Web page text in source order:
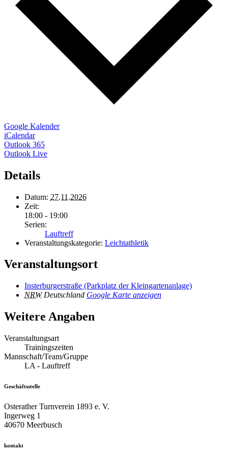
Google Kalender
iCalendar
Outlook 365
Outlook Live
Details
Datum: 27.11.2026
Zeit:
18:00 - 19:00
Serien:
Lauftreff
Veranstaltungskategorie: Leichtathletik
Veranstaltungsort
Insterburgerstraße (Parkplatz der Kleingartenanlage)
NRW Deutschland Google Karte anzeigen
Weitere Angaben
Veranstaltungsart
Trainingszeiten
Mannschaft/Team/Gruppe
LA - Lauftreff
Geschäftsstelle
Osterather Turnverein 1893 e. V.
Ingerweg 1
40670 Meerbusch
kontakt